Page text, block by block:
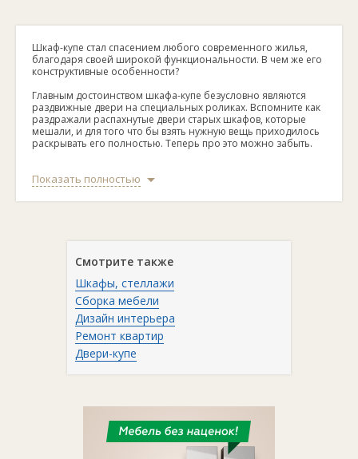
Шкаф-купе стал спасением любого современного жилья,
благодаря своей широкой функциональности. В чем же его
конструктивные особенности?
Главным достоинством шкафа-купе безусловно являются
раздвижные двери на специальных роликах. Вспомните как
раздражали распахнутые двери старых шкафов, которые
мешали, и для того что бы взять нужную вещь приходилось
раскрывать его полностью. Теперь про это можно забыть.
Встроенный подразумевает под собой конструкцию без
боковых панелей, ими служат стены или пол дома. Это
позволяет выжать максимум компактности из имеющегося
Количество полок в шкафах регулируются под личные нужды
шкафов-купе. Так же есть функция создать под заказ.
Контактные телефоны нужного продавца указаны в
описании товара.
Показать полностью
Смотрите также
Шкафы, стеллажи
Сборка мебели
Дизайн интерьера
Ремонт квартир
Двери-купе